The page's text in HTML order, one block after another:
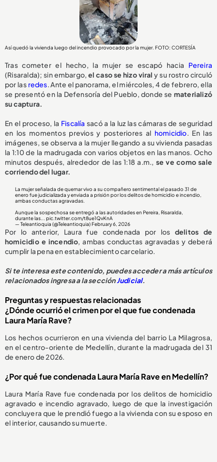
Así quedó la vivienda luego del incendio provocado por la mujer. FOTO: CORTESÍA
Tras cometer el hecho, la mujer se escapó hacia Pereira
(Risaralda); sin embargo, el caso se hizo viral y su rostro circuló
por las redes. Ante el panorama, el miércoles, 4 de febrero, ella
se presentó en la Defensoría del Pueblo, donde se materializó
su captura.
En el proceso, la Fiscalía sacó a la luz las cámaras de seguridad
en los momentos previos y posteriores al homicidio. En las
imágenes, se observa a la mujer llegando a su vivienda pasadas
la 1:10 de la madrugada con varios objetos en las manos. Ocho
minutos después, alrededor de las 1:18 a.m., se ve como sale
corriendo del lugar.
La mujer señalada de quemar vivo a su compañero sentimental el pasado 31 de
enero fue judicializada y enviada a prisión por los delitos de homicidio e incendio,
ambas conductas agravadas.
Aunque la sospechosa se entregó a las autoridades en Pereira, Risaralda,
durante las...pic.twitter.com/t8ue1QvKnA
— Teleantioquia (@Teleantioquia) February 6, 2026
Por lo anterior, Laura fue condenada por los delitos de
homicidio e incendio, ambas conductas agravadas y deberá
cumplir la pena en establecimiento carcelario.
Si te interesa este contenido, puedes acceder a más artículos
relacionados ingresa a la secciónJudicial.
Preguntas y respuestas relacionadas
¿Dónde ocurrió el crimen por el que fue condenada
Laura María Rave?
Los hechos ocurrieron en una vivienda del barrio La Milagrosa,
en el centro-oriente de Medellín, durante la madrugada del 31
de enero de 2026.
¿Por qué fue condenada Laura María Rave en Medellín?
Laura María Rave fue condenada por los delitos de homicidio
agravado e incendio agravado, luego de que la investigación
concluyera que le prendió fuego a la vivienda con su esposo en
el interior, causando su muerte.